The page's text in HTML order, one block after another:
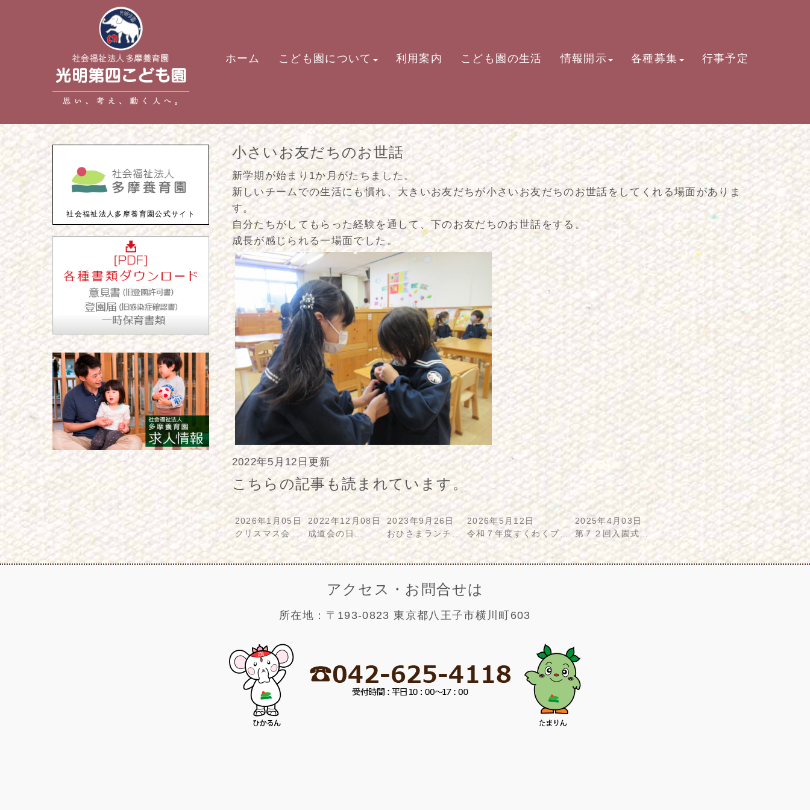
ホーム こども園について 利用案内 こども園の生活 情報開示 各種募集 行事予定
小さいお友だちのお世話
新学期が始まり1か月がたちました。
新しいチームでの生活にも慣れ、大きいお友だちが小さいお友だちのお世話をしてくれる場面がありま
す。
自分たちがしてもらった経験を通して、下のお友だちのお世話をする。
成長が感じられる一場面でした。
2022年5月12日更新
こちらの記事も読まれています。
2026年1月05日
クリスマス会…
2022年12月08日
成道会の日…
2023年9月26日
おひさまランチ…
2026年5月12日
令和７年度すくわくプ…
2025年4月03日
第７２回入園式…
社会福祉法人多摩養育園公式サイト
アクセス・お問合せは
所在地：〒193-0823 東京都八王子市横川町603